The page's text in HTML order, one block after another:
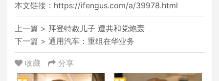
本文链接： https://ifengus.com/a/39978.html
上一篇 > 拜登特赦儿子 遭共和党炮轰
下一篇 > 通用汽车：重组在华业务
收藏 分享